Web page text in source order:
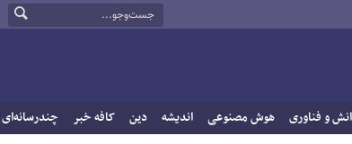
و فناوری هوش مصنوعی اندیشه دین کافه خبر چندرسانه‌ای